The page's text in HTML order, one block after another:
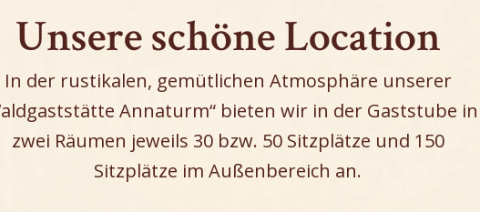
Unsere schöne Location
In der rustikalen, gemütlichen Atmosphäre unserer
Annaturm“ bieten wir in der Gaststube in
zwei Räumen jeweils 30 bzw. 50 Sitzplätze und 150
Sitzplätze im Außenbereich an.